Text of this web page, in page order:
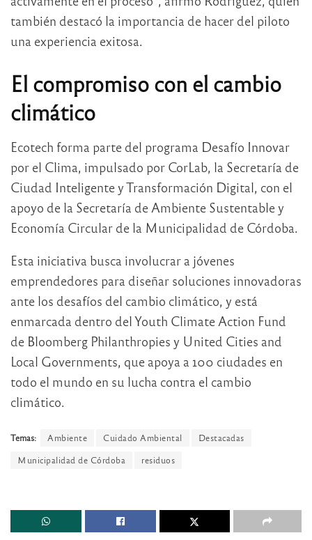
también destacó la importancia de hacer del piloto
una experiencia exitosa.
El compromiso con el cambio
climático
Ecotech forma parte del programa Desafío Innovar
por el Clima, impulsado por CorLab, la Secretaría de
Ciudad Inteligente y Transformación Digital, con el
apoyo de la Secretaría de Ambiente Sustentable y
Economía Circular de la Municipalidad de Córdoba.
Esta iniciativa busca involucrar a jóvenes
emprendedores para diseñar soluciones innovadoras
ante los desafíos del cambio climático, y está
enmarcada dentro del Youth Climate Action Fund
de Bloomberg Philanthropies y United Cities and
Local Governments, que apoya a 100 ciudades en
todo el mundo en su lucha contra el cambio
climático.
Temas: Ambiente Cuidado Ambiental
Destacadas
Municipalidad de Córdoba
residuos